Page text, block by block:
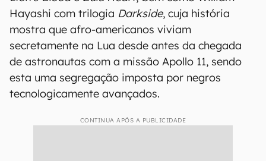
Hayashi com trilogia Darkside, cuja história
mostra que afro-americanos viviam
secretamente na Lua desde antes da chegada
de astronautas com a missão Apollo 11, sendo
esta uma segregação imposta por negros
tecnologicamente avançados.
CONTINUA APÓS A PUBLICIDADE